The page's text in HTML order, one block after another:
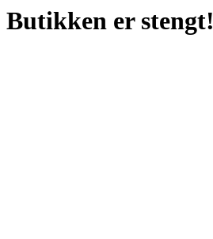
Butikken er stengt!